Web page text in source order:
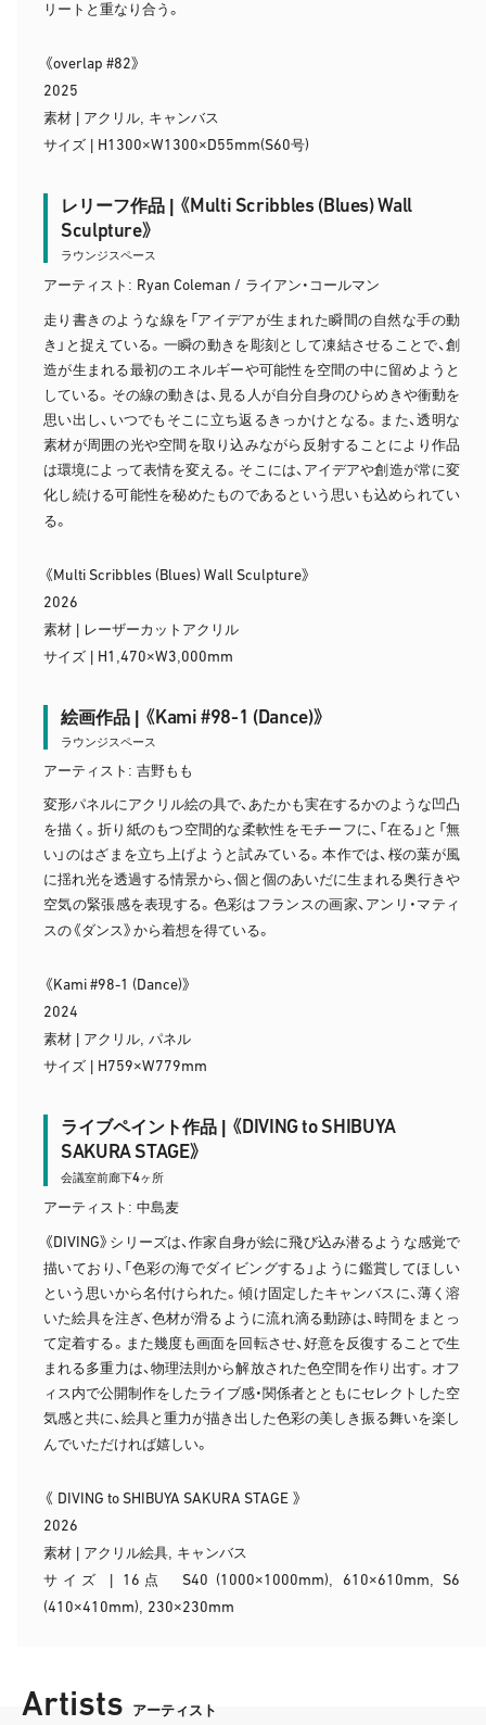
リートと重なり合う。
《overlap #82》
2025
素材 | アクリル, キャンバス
サイズ | H1300×W1300×D55mm(S60号)
レリーフ作品 | 《 Multi Scribbles (Blues) Wall
Sculpture》
ラウンジスペース
アーティスト: Ryan Coleman / ライアン・コールマン
走り書きのような線を「アイデアが生まれた瞬間の自然な手の動
き」と捉えている。一瞬の動きを彫刻として凍結させることで、創
造が生まれる最初のエネルギーや可能性を空間の中に留めようと
している。その線の動きは、見る人が自分自身のひらめきや衝動を
思い出し、いつでもそこに立ち返るきっかけとなる。また、透明な
素材が周囲の光や空間を取り込みながら反射することにより作品
は環境によって表情を変える。そこには、アイデアや創造が常に変
化し続ける可能性を秘めたものであるという思いも込められてい
る。
《Multi Scribbles (Blues) Wall Sculpture》
2026
素材 | レーザーカットアクリル
サイズ | H1 ,470×W3,000mm
絵画作品 | 《 Kami #98-1 (Dance)》
ラウンジスペース
アーティスト: 吉野もも
変形パネルにアクリル絵の具で、あたかも実在するかのような凹凸
を描く。折り紙のもつ空間的な柔軟性をモチーフに、「在る」と「無
い」のはざまを立ち上げようと試みている。本作では、桜の葉が風
に揺れ光を透過する情景から、個と個のあいだに生まれる奥行きや
空気の緊張感を表現する。色彩はフランスの画家、アンリ・マティ
スの《ダンス》から着想を得ている。
《Kami #98-1 (Dance)》
2024
素材 | アクリル, パネル
サイズ | H759×W779mm
ライブペイント作品 | 《 DIVING to SHIBUYA
SAKURA STAGE》
会議室前廊下4ヶ所
アーティスト: 中島麦
《DIVING》シリーズは、作家自身が絵に飛び込み潜るような感覚で
描いており、「色彩の海でダイビングする」ように鑑賞してほしい
という思いから名付けられた。傾け固定したキャンバスに、薄く溶
いた絵具を注ぎ、色材が滑るように流れ滴る動跡は、時間をまとっ
て定着する。また幾度も画面を回転させ、好意を反復することで生
まれる多重力は、物理法則から解放された色空間を作り出す。オフ
ィス内で公開制作をしたライブ感・関係者とともにセレクトした空
気感と共に、絵具と重力が描き出した色彩の美しき振る舞いを楽し
んでいただければ嬉しい。
《 DIVING to SHIBUYA SAKURA STAGE 》
2026
素材 | アクリル絵具, キャンバス
サイズ | 16 点 S40 (1000×1000mm), 610×610mm, S6
(410×410mm), 230×230mm
Artists アーティスト